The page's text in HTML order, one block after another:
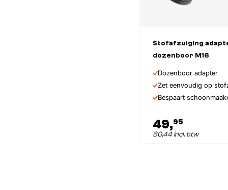
Stofafzuiging
dozenboor M16
Dozenboor adapter
Zet eenvoudig op
Bespaart
49,95
60,44 incl. btw